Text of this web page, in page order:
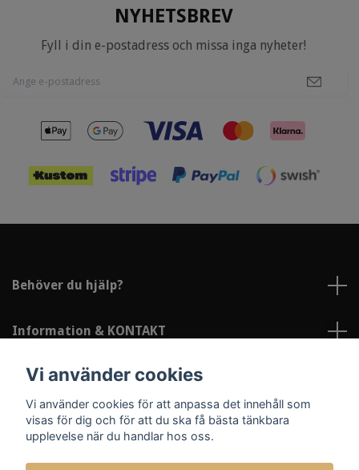
NYHETSBREV
Fyll i din e-postadress och missa inga nyheter!
Behöver du hjälp?
Information & KONTAKT
Sociala medier
Vi använder cookies
Vi använder cookies för att anpassa det innehåll som
visas för dig och för att du ska få bästa tänkbara
upplevelse när du handlar hos oss.